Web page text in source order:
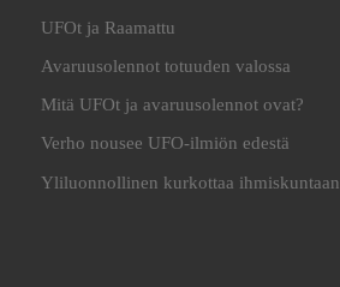
UFOt ja Raamattu
Avaruusolennot totuuden valossa
Mitä UFOt ja avaruusolennot ovat?
Verho nousee UFO-ilmiön edestä
Yliluonnollinen kurkottaa ihmiskuntaan